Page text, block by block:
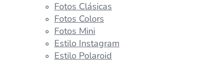
Fotos Clásicas
Fotos Colors
Fotos Mini
Estilo Instagram
Estilo Polaroid